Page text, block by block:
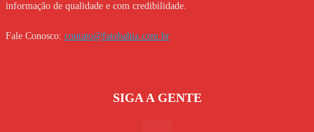
informação de qualidade e com credibilidade.
Fale Conosco: contato@fatobahia.com.br
SIGA A GENTE